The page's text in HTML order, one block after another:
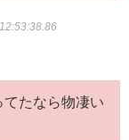
たなら物凄い